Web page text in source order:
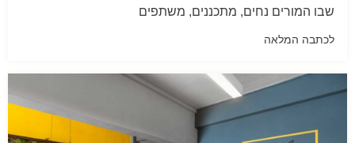
שבו המורים נחים, מתכננים, משתפים
לכתבה המלאה